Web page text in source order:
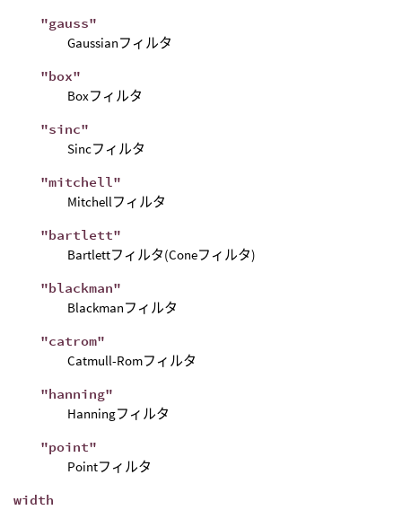
"gauss"
Gaussianフィルタ
"box"
Boxフィルタ
"sinc"
Sincフィルタ
"mitchell"
Mitchellフィルタ
"bartlett"
Bartlettフィルタ(Coneフィルタ)
"blackman"
Blackmanフィルタ
"catrom"
Catmull-Romフィルタ
"hanning"
Hanningフィルタ
"point"
Pointフィルタ
width